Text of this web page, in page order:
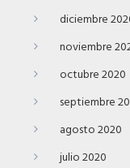
diciembre
noviembre
octubre 2020
septiembre
agosto 2020
julio 2020